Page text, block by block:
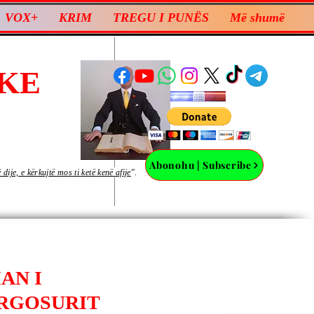
VOX+ KRIM TREGU I PUNËS Më shumë
Abonohu | Subscribe
e kërkujtë mos ti ketë kenë afije”.
I